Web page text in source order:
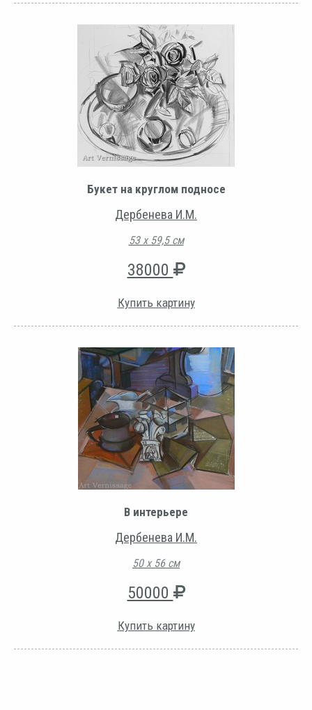
Букет на круглом подносе
Дербенева И.М.
53 х 59,5 см
38000
Купить картину
В интерьере
Дербенева И.М.
50 х 56 см
50000
Купить картину